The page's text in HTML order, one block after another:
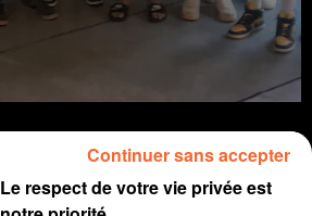
Le respect de votre vie privée est
Continuer sans accepter